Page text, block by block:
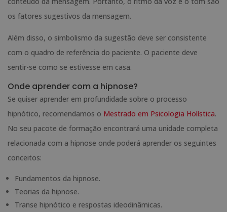
os fatores sugestivos da mensagem.
Além disso, o simbolismo da sugestão deve ser consistente
com o quadro de referência do paciente. O paciente deve
sentir-se como se estivesse em casa.
Onde aprender com a hipnose?
Se quiser aprender em profundidade sobre o processo
hipnótico, recomendamos o Mestrado em Psicologia Holística.
No seu pacote de formação encontrará uma unidade completa
relacionada com a hipnose onde poderá aprender os seguintes
conceitos:
Fundamentos da hipnose.
Teorias da hipnose.
Transe hipnótico e respostas ideodinâmicas.